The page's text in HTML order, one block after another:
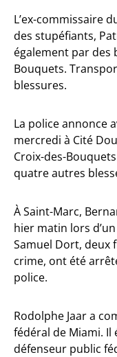
L’ex-commissaire
des stupéfiants,
également par des
Bouquets.
blessures.
La police annonce
mercredi à Cité
Croix-des-
quatre autres
À Saint-Marc,
hier matin lors
Samuel Dort, deux
crime, ont été
police.
Rodolphe Jaar a
fédéral de Miami.
défenseur public